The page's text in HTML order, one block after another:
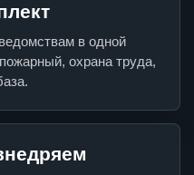
в одной
охрана труда,